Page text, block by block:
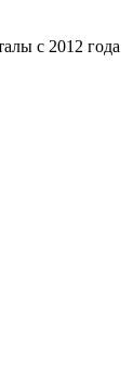
с 2012 года